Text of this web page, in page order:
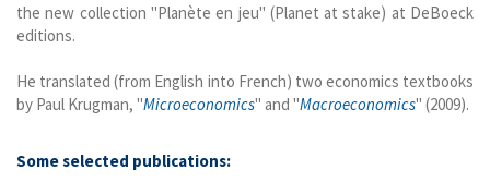
the new collection "Planète en jeu" (Planet at stake) at DeBoeck
editions.
He translated (from English into French) two economics textbooks
by Paul Krugman, "Microeconomics" and "Macroeconomics" (2009).
Some selected publications: